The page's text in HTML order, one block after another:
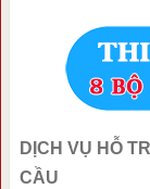
DỊCH VỤ HỖ
CẦU